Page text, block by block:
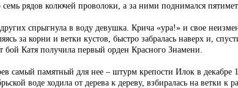
рядов колючей проволоки, а за ними поднимался
спрыгнула в воду девушка. Крича «ура!» и свое
корни и ветки кустов, быстро забралась наверх и,
Катя получила первый орден Красного Знамени.
самый памятный для нее – штурм крепости Илок в декабре
воде ходила от дерева к дереву, взбиралась на ветки к